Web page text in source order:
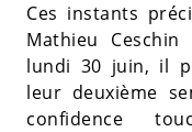
Ces instants
Mathieu
lundi 30 juin, il
leur deuxième
confidence